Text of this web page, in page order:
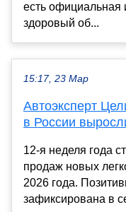
есть официальная
здоровый об...
15:17, 23 Мар
Автоэксперт
в России
12-я неделя года
продаж новых
2026 года.
зафиксирована в